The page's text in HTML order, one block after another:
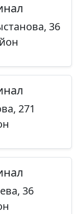
36
271
36